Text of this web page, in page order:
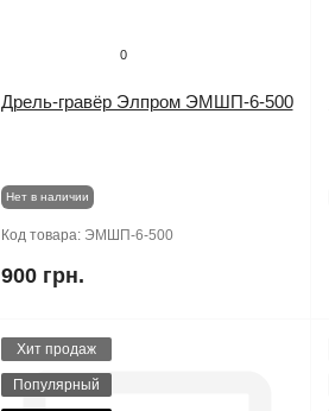
0
Дрель-гравёр Элпром ЭМШП-6-500
Нет в наличии
Код товара: ЭМШП-6-500
900 грн.
Хит продаж
Популярный